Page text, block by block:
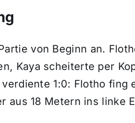
von Beginn an.
Kaya scheiterte per
1:0: Flotho fing
aus 18 Metern ins linke